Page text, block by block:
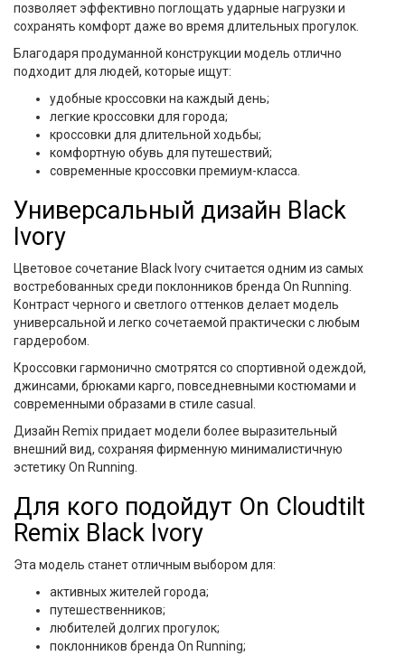
позволяет эффективно поглощать ударные нагрузки и
сохранять комфорт даже во время длительных прогулок.
Благодаря продуманной конструкции модель отлично
подходит для людей, которые ищут:
удобные кроссовки на каждый день;
легкие кроссовки для города;
кроссовки для длительной ходьбы;
комфортную обувь для путешествий;
современные кроссовки премиум-класса.
Универсальный дизайн Black
Ivory
Цветовое сочетание Black Ivory считается одним из самых
востребованных среди поклонников бренда On Running.
Контраст черного и светлого оттенков делает модель
универсальной и легко сочетаемой практически с любым
гардеробом.
Кроссовки гармонично смотрятся со спортивной одеждой,
джинсами, брюками карго, повседневными костюмами и
современными образами в стиле casual.
Дизайн Remix придает модели более выразительный
внешний вид, сохраняя фирменную минималистичную
эстетику On Running.
Для кого подойдут On Cloudtilt
Remix Black Ivory
Эта модель станет отличным выбором для:
активных жителей города;
путешественников;
любителей долгих прогулок;
поклонников бренда On Running;